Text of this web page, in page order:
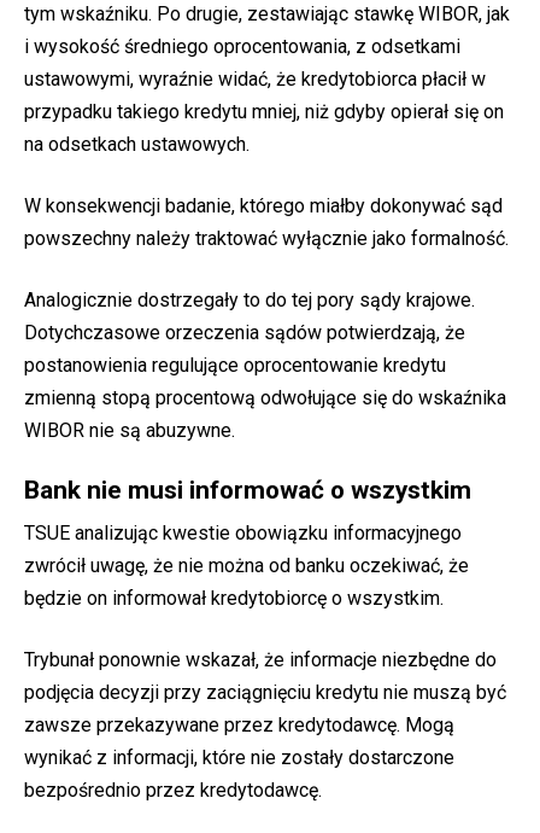
tym wskaźniku. Po drugie, zestawiając stawkę WIBOR, jak
i wysokość średniego oprocentowania, z odsetkami
ustawowymi, wyraźnie widać, że kredytobiorca płacił w
przypadku takiego kredytu mniej, niż gdyby opierał się on
na odsetkach ustawowych.
W konsekwencji badanie, którego miałby dokonywać sąd
powszechny należy traktować wyłącznie jako formalność.
Analogicznie dostrzegały to do tej pory sądy krajowe.
Dotychczasowe orzeczenia sądów potwierdzają, że
postanowienia regulujące oprocentowanie kredytu
zmienną stopą procentową odwołujące się do wskaźnika
WIBOR nie są abuzywne.
Bank nie musi informować o wszystkim
TSUE analizując kwestie obowiązku informacyjnego
zwrócił uwagę, że nie można od banku oczekiwać, że
będzie on informował kredytobiorcę o wszystkim.
Trybunał ponownie wskazał, że informacje niezbędne do
podjęcia decyzji przy zaciągnięciu kredytu nie muszą być
zawsze przekazywane przez kredytodawcę. Mogą
wynikać z informacji, które nie zostały dostarczone
bezpośrednio przez kredytodawcę.